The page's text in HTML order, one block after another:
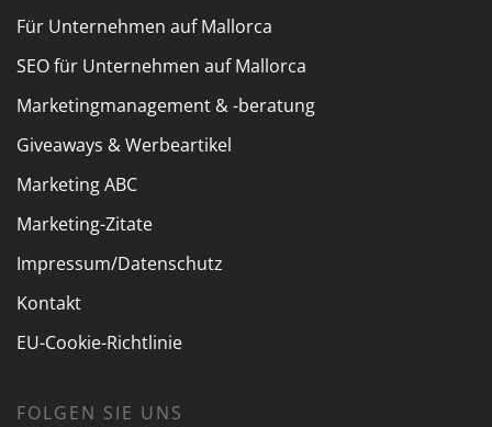
Für Unternehmen auf Mallorca
SEO für Unternehmen auf Mallorca
Marketingmanagement & -beratung
Giveaways & Werbeartikel
Marketing ABC
Marketing-Zitate
Impressum/Datenschutz
Kontakt
EU-Cookie-Richtlinie
FOLGEN SIE UNS